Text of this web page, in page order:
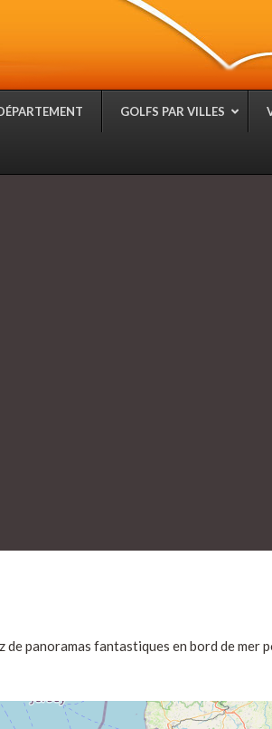
GOLFS PAR VILLES
panoramas fantastiques en bord de mer